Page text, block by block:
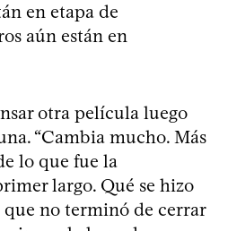
en etapa de
aún están en
otra película luego
“Cambia mucho. Más
lo que fue la
largo. Qué se hizo
no terminó de cerrar